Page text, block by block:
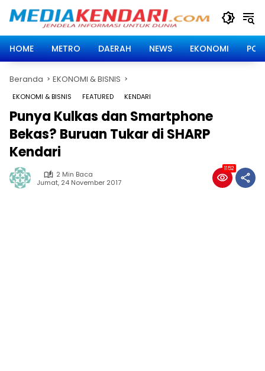
HOME
METRO DAERAH NEWS EKONOMI
Beranda EKONOMI & BISNIS
EKONOMI & BISNIS FEATURED KENDARI
Punya Kulkas dan Smartphone
Bekas? Buruan Tukar di SHARP
Kendari
2 Min Baca
Jumat, 24 November 2017
1152